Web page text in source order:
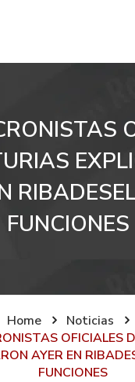
FUNCIONES
Home
Noticias
OFICIALES
AYER EN
FUNCIONES